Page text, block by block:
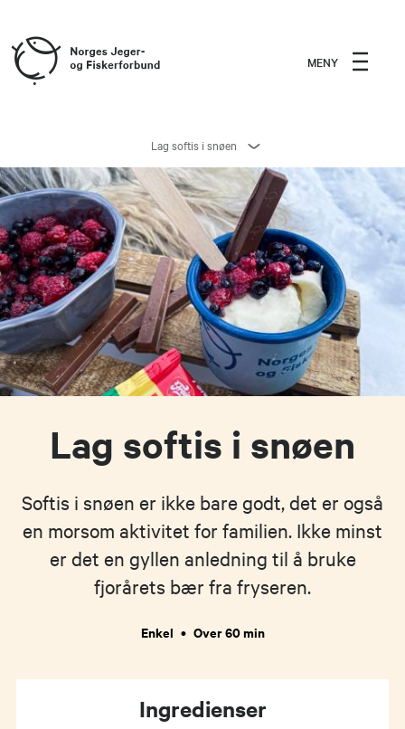
MENY
Lag softis i snøen
Lag softis i snøen
Softis i snøen er ikke bare godt, det er også
en morsom aktivitet for familien. Ikke minst
er det en gyllen anledning til å bruke
fjorårets bær fra fryseren.
Enkel • Over 60 min
Ingredienser